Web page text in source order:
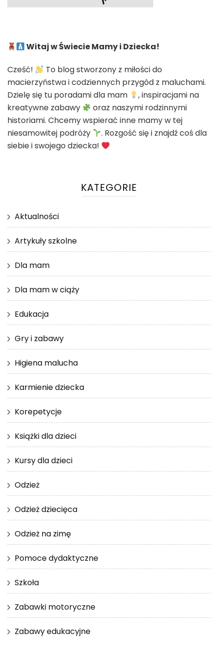
Witaj w Świecie Mamy i Dziecka!
Cześć!
To blog stworzony z miłości do
macierzyństwa i codziennych przygód z maluchami.
Dzielę się tu poradami dla mam
, inspiracjami na
kreatywne zabawy
oraz naszymi rodzinnymi
historiami. Chcemy wspierać inne mamy w tej
niesamowitej podróży
. Rozgość się i znajdź coś dla
siebie i swojego dziecka!
KATEGORIE
Aktualności
Artykuły szkolne
Dla mam
Dla mam w ciąży
Edukacja
Gry i zabawy
Higiena malucha
Karmienie dziecka
Korepetycje
Książki dla dzieci
Kursy dla dzieci
Odzież
Odzież dziecięca
Odzież na zimę
Pomoce dydaktyczne
Szkoła
Zabawki motoryczne
Zabawy edukacyjne